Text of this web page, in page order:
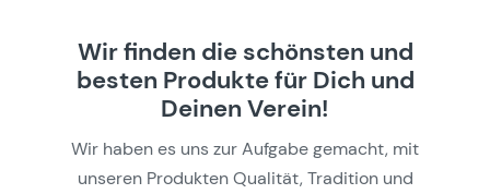
Wir finden die schönsten und
besten Produkte für Dich und
Deinen Verein!
Wir haben es uns zur Aufgabe gemacht, mit
unseren Produkten Qualität, Tradition und